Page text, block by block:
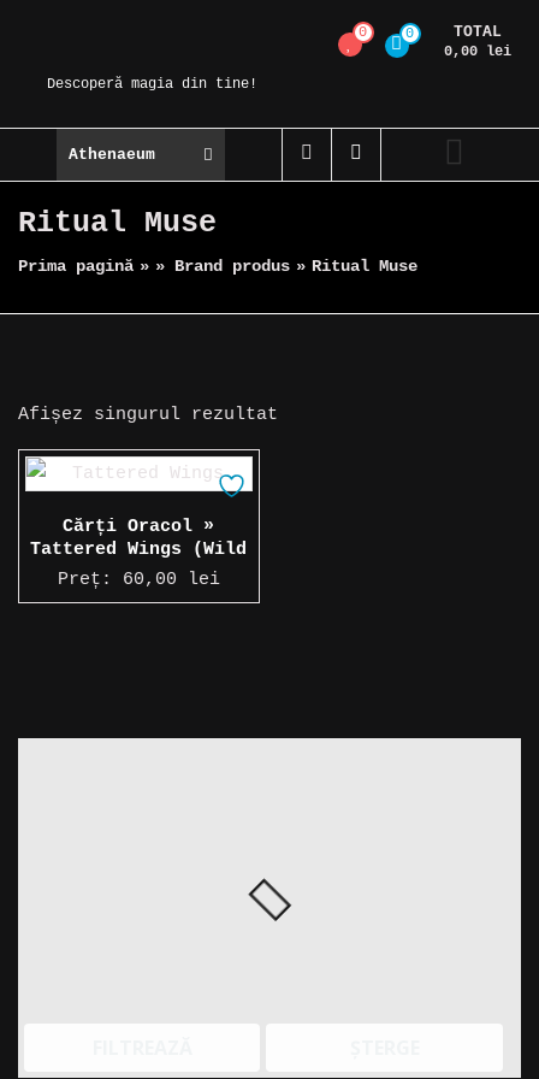
contentDescoperă magia din tine!
0 0 TOTAL
0,00 lei
Athenaeum
Ritual Muse
Prima pagină » » Brand produs » Ritual Muse
Afișez singurul rezultat
Cărți Oracol »
Tattered Wings (Wild
Edition)
Preț: 60,00 lei